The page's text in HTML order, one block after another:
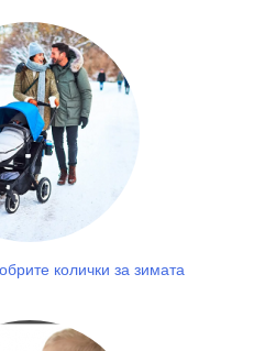
колички за зимата